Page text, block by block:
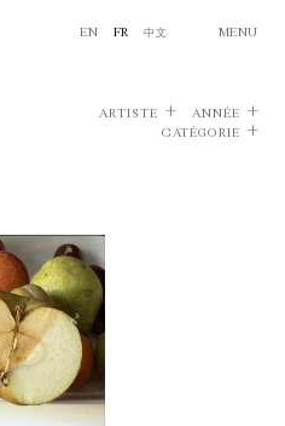
EN FR 中文 MENU
ARTISTE
ANNÉE
CATÉGORIE